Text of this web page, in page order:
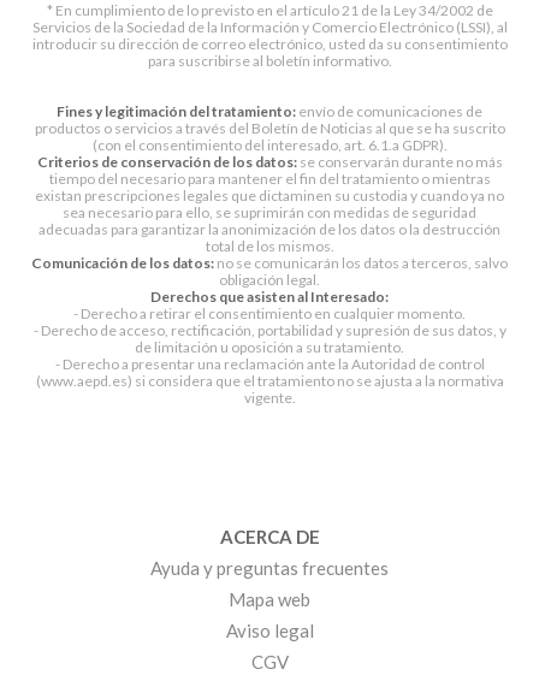
* En cumplimiento de lo previsto en el artículo 21 de la Ley 34/2002 de
Servicios de la Sociedad de la Información y Comercio Electrónico (LSSI), al
introducir su dirección de correo electrónico, usted da su consentimiento
para suscribirse al boletín informativo.
Fines y legitimación del tratamiento: envío de comunicaciones de
productos o servicios a través del Boletín de Noticias al que se ha suscrito
(con el consentimiento del interesado, art. 6.1.a GDPR).
Criterios de conservación de los datos:se conservarán durante no más
tiempo del necesario para mantener el fin del tratamiento o mientras
existan prescripciones legales que dictaminen su custodia y cuando ya no
sea necesario para ello, se suprimirán con medidas de seguridad
adecuadas para garantizar la anonimización de los datos o la destrucción
total de los mismos.
Comunicación de los datos: no se comunicarán los datos a terceros, salvo
obligación legal.
Derechos que asisten al Interesado:
- Derecho a retirar el consentimiento en cualquier momento.
- Derecho de acceso, rectificación, portabilidad y supresión de sus datos, y
de limitación u oposición a su tratamiento.
- Derecho a presentar una reclamación ante la Autoridad de control
(www.aepd.es) si considera que el tratamiento no se ajusta a la normativa
vigente.
ACERCA DE
Ayuda y preguntas frecuentes
Mapa web
Aviso legal
CGV